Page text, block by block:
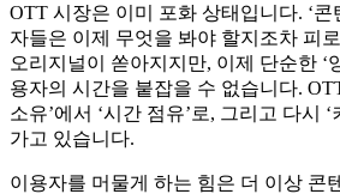
OTT 시장은 이미 포화 상태입니다. ‘콘
자들은 이제 무엇을 봐야 할지조차 피
오리지널이 쏟아지지만, 이제 단순한 ‘
용자의 시간을 붙잡을 수 없습니다.
소유’에서 ‘시간 점유’로, 그리고 다시
가고 있습니다.
이용자를 머물게 하는 힘은 더 이상 콘